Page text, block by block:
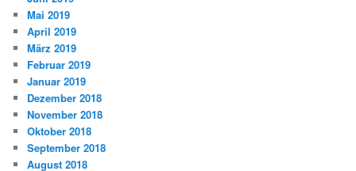
Mai 2019
April 2019
März 2019
Februar 2019
Januar 2019
Dezember 2018
November 2018
Oktober 2018
September 2018
August 2018